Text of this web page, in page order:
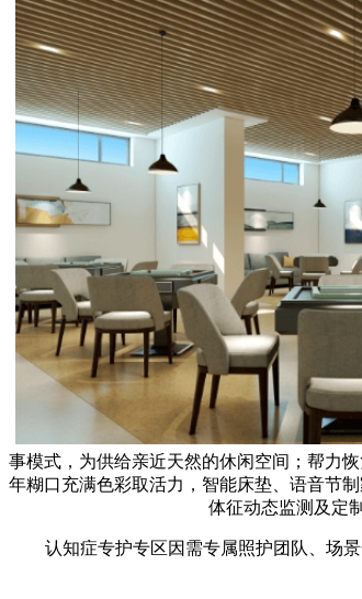
事模式，为供给亲近天然的休闲空间；帮力
年糊口充满色彩取活力，智能床垫、语音节
体征动态监测及定
认知症专护专区因需专属照护团队、场景